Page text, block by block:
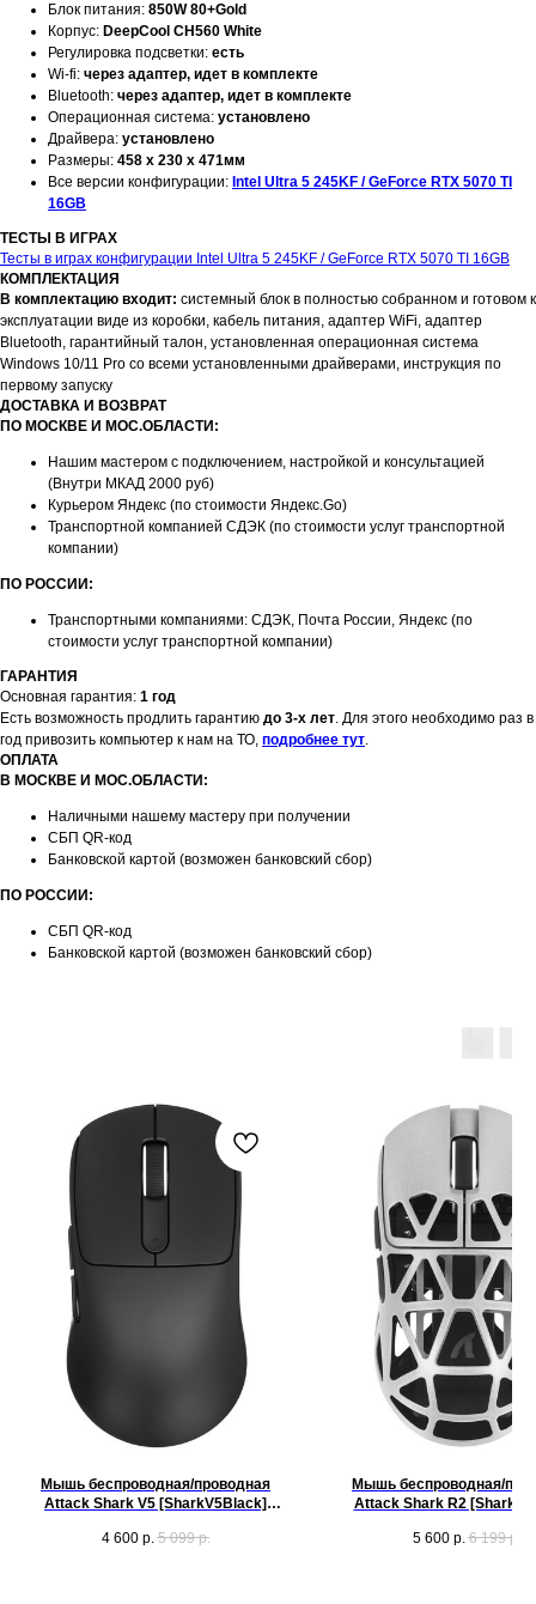
Блок питания: 850W 80+Gold
Корпус: DeepCool CH560 White
Регулировка подсветки: есть
Wi-fi: через адаптер, идет в комплекте
Bluetooth: через адаптер, идет в комплекте
Операционная система: установлено
Драйвера: установлено
Размеры: 458 x 230 x 471мм
Все версии конфигурации: Intel Ultra 5 245KF / GeForce RTX 5070 TI
16GB
ТЕСТЫ В ИГРАХ
Тесты в играх конфигурации Intel Ultra 5 245KF / GeForce RTX 5070 TI 16GB
КОМПЛЕКТАЦИЯ
В комплектацию входит: системный блок в полностью собранном и готовом к
эксплуатации виде из коробки, кабель питания, адаптер WiFi, адаптер
Bluetooth, гарантийный талон, установленная операционная система
Windows 10/11 Pro со всеми установленными драйверами, инструкция по
первому запуску
ДОСТАВКА И ВОЗВРАТ
ПО МОСКВЕ И МОС.ОБЛАСТИ:
Нашим мастером с подключением, настройкой и консультацией
(Внутри МКАД 2000 руб)
Курьером Яндекс (по стоимости Яндекс.Go)
Транспортной компанией СДЭК (по стоимости услуг транспортной
компании)
ПО РОССИИ:
Транспортными компаниями: СДЭК, Почта России, Яндекс (по
стоимости услуг транспортной компании)
ГАРАНТИЯ
Основная гарантия: 1 год
Есть возможность продлить гарантию до 3-х лет. Для этого необходимо раз в
год привозить компьютер к нам на ТО, подробнее тут.
ОПЛАТА
В МОСКВЕ И МОС.ОБЛАСТИ:
Наличными нашему мастеру при получении
СБП QR-код
Банковской картой (возможен банковский сбор)
ПО РОССИИ:
СБП QR-код
Банковской картой (возможен банковский сбор)
Мышь беспроводная/проводная
Attack Shark V5 [SharkV5Black]
Bluetooth, USB Type-A, кнопки - 5]
4 600 р. 5 099 р.
Мышь беспроводная/
Attack Shark R2 [Shark
Bluetooth, USB Type-A,
5 600 р. 6 199 р.